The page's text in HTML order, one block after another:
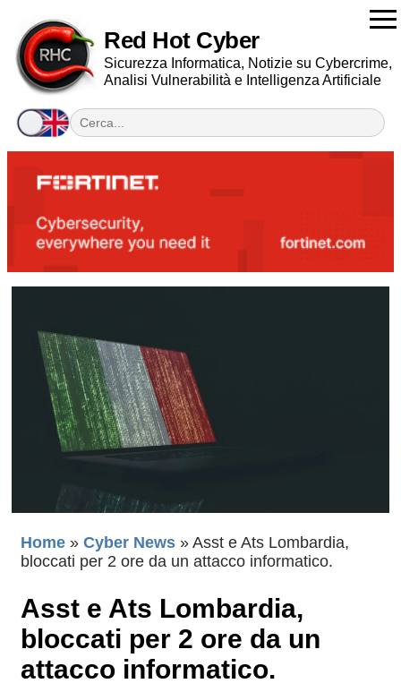
Red Hot Cyber
Sicurezza Informatica, Notizie su Cybercrime,
Analisi Vulnerabilità e Intelligenza Artificiale
Home » Cyber News » Asst e Ats Lombardia,
bloccati per 2 ore da un attacco informatico.
Asst e Ats Lombardia,
bloccati per 2 ore da un
attacco informatico.